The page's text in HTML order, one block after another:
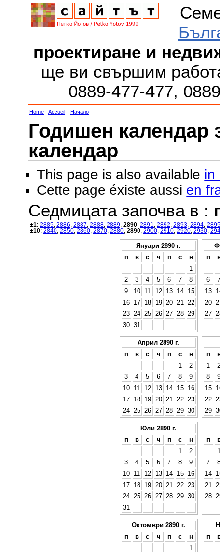
проектиране и
ще ви свършим
0889-477-477,
Home -Accueil - Начало
Годишен календар
календар
This page is also available in
Cette page éxiste aussi en
Седмицата започва в :
±1: 2885 2886 2887 2888 2889 2890 2891 2892 2893 2894 2895
±10: 2840 2850 2860 2870 2880 2890 2900 2910 2920 2930
Януари 2890 г.
п
в с ч п с
н
1
2
3 4 5 6 7
8
9
10 11 12 13 14
15
16
17 18 19 20 21
22
23
24 25 26 27 28
29
30 31
п
6
7
13
20
27
Април 2890 г.
п
в с ч п с
н
1
2
3
4 5 6 7 8
9
10
11 12 13 14 15
16
17
18 19 20 21 22
23
24
25 26 27 28 29 30
п
1
2
8
9
15
22
29
Юли 2890 г.
п
в с ч п с
н
1
2
3
4 5 6 7 8
9
10
11 12 13 14 15
16
17
18 19 20 21 22
23
24
25 26 27 28 29 30
31
п
1
7
8
14
21
28
Октомври 2890 г.
п
в с ч п с
н
1
п